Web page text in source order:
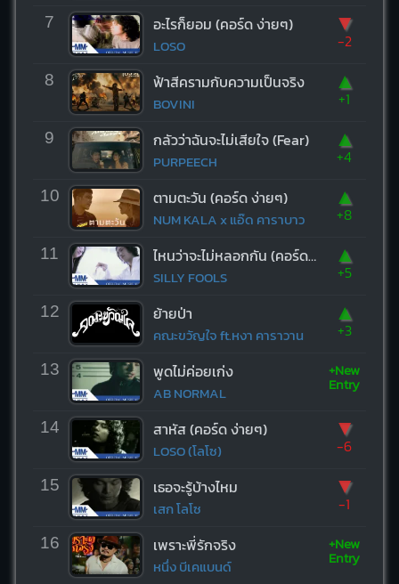
7 อะไรก็ยอม (คอร์ด ง่ายๆ)
LOSO
▼
-2
8 ฟ้าสีครามกับความเป็นจริง
BOVINI
▲
+1
9 กลัวว่าฉันจะไม่เสียใจ (Fear)
PURPEECH
▲
+4
10 ตามตะวัน (คอร์ด ง่ายๆ)
NUM KALA x แอ๊ด คาราบาว
▲
+8
11 ไหนว่าจะไม่หลอกกัน (คอร์ด ง่ายๆ)
SILLY FOOLS
▲
+5
12 ย้ายป่า
คณะขวัญใจ ft.หงา คาราวาน
▲
+3
13 พูดไม่ค่อยเก่ง
AB NORMAL
+New
Entry
14 สาหัส (คอร์ด ง่ายๆ)
LOSO (โลโซ)
▼
-6
15 เธอจะรู้บ้างไหม
เสก โลโซ
▼
-1
16 เพราะพี่รักจริง
หนึ่ง บีเคแบนด์
+New
Entry